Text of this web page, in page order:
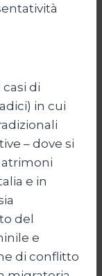
di
in cui
– dove si
e in
del
e
di conflitto